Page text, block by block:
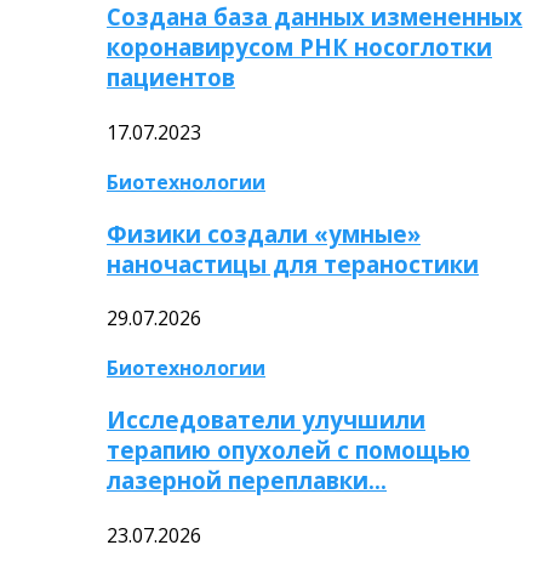
Создана база данных измененных
коронавирусом РНК носоглотки
пациентов
17.07.2023
Биотехнологии
Физики создали «умные»
наночастицы для тераностики
29.07.2026
Биотехнологии
Исследователи улучшили
терапию опухолей с помощью
лазерной переплавки…
23.07.2026